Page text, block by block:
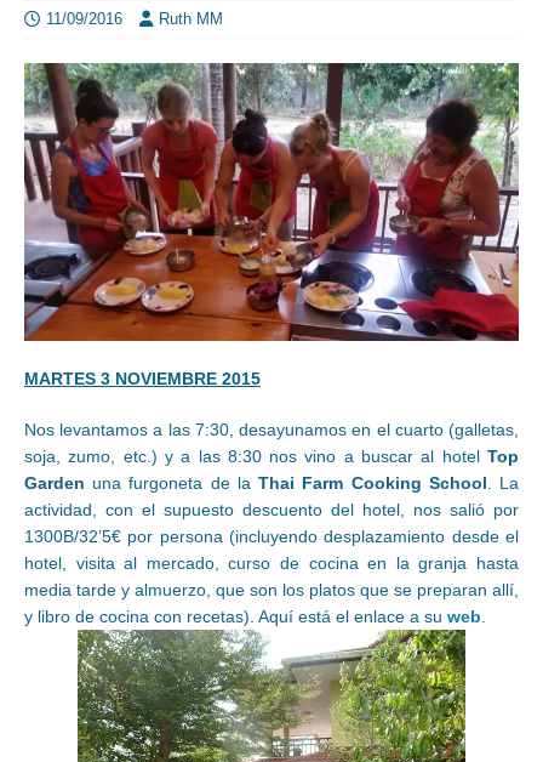
11/09/2016 Ruth MM
MARTES 3 NOVIEMBRE 2015
Nos levantamos a las 7:30, desayunamos en el cuarto (galletas,
soja, zumo, etc.) y a las 8:30 nos vino a buscar al hotel Top
Garden una furgoneta de laThai Farm Cooking School. La
actividad, con el supuesto descuento del hotel, nos salió por
1300B/32’5€ por persona (incluyendo desplazamiento desde el
hotel, visita al mercado, curso de cocina en la granja hasta
media tarde y almuerzo, que son los platos que se preparan allí,
y libro de cocina con recetas). Aquí está el enlace a su web.